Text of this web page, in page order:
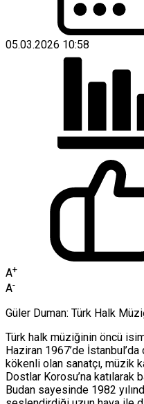
05.03.2026 10:58
A+
A-
Güler Duman: Türk Halk
Türk halk müziğinin öncü
Haziran 1967’de
kökenli olan sanatçı, müzik
Dostlar Korosu’na katılarak
Budan sayesinde 1982